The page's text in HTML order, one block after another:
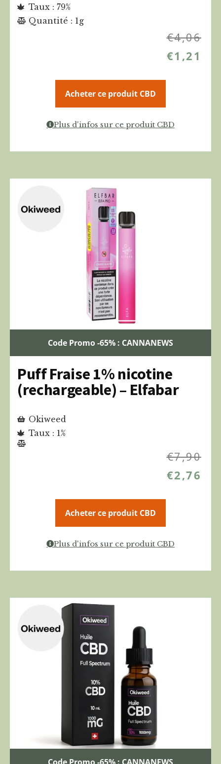
Taux : 79%
Quantité : 1g
€4,06
€1,21
Acheter ce produit CBD
Plus d'infos sur ce produit CBD
Code Promo -65% : CANNANEWS
Puff Fraise 1% nicotine
(rechargeable) – Elfabar
Okiweed
Taux : 1%
€7,90
€2,76
Acheter ce produit CBD
Plus d'infos sur ce produit CBD